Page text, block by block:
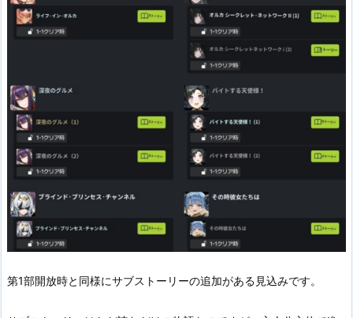
第1部開放時と同様にサブストーリーの追加がある見込みです。